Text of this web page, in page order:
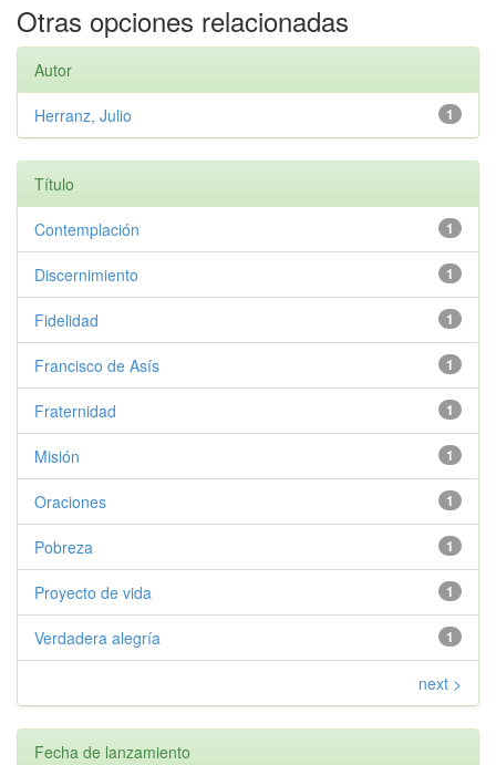
Otras opciones relacionadas
Autor
1
Herranz, Julio
Título
1
Contemplación
1
Discernimiento
1
Fidelidad
1
Francisco de Asís
1
Fraternidad
1
Misión
1
Oraciones
1
Pobreza
1
Proyecto de vida
1
Verdadera alegría
next >
Fecha de lanzamiento